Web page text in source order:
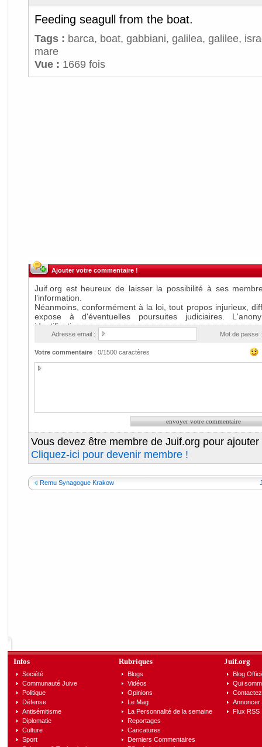
Feeding seagull from the boat.
Tags : barca, boat, gabbiani, galilea, galilee,
mare
Vue : 1669 fois
Ajouter votre commentaire !
Adresse email : Mot de passe :
Votre commentaire: 0/1500 caractères
Vous devez être membre de Juif.org pour
Cliquez-ici pour devenir membre !
Remu Synagogue Krakow
Infos
Société
Communauté Juive
Politique
Défense
Antisémitisme
Diplomatie
Culture
Sport
Rubriques
Blogs
Vidéos
Opinions
Le Mag
La Personnalité de la semaine
Reportages
Caricatures
Derniers Commentaires
Juif.org
Blog
Qui
Annoncer
Flux RSS